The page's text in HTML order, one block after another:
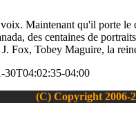
Maintenant qu'il porte
des centaines de
Fox, Tobey Maguire, la
30T04:02:35-04:00
(C) Copyright 2006-